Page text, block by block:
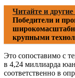
Читайте и
Победители и
крупными
Это сопоставимо с
в 4,24 миллиарда
соответственно в